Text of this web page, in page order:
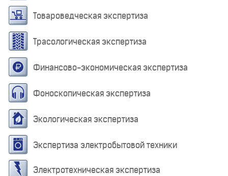
Товароведческая экспертиза
Трасологическая экспертиза
Финансово-экономическая экспертиза
Фоноскопическая экспертиза
Экологическая экспертиза
Экспертиза электробытовой техники
Электротехническая экспертиза